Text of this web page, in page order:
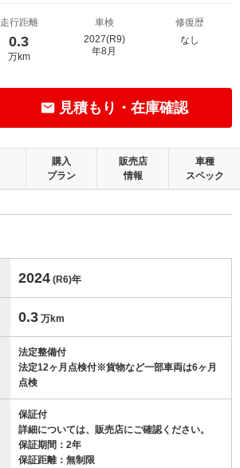
走行距離
0.3
万km
車検
2027(R9)
年8月
修復歴
なし
見積もり・在庫確認
購入
プラン
販売店
情報
車種
スペック
2024 (R6)年
0.3 万km
法定整備付
法定12ヶ月点検付※貨物など一部車両は6ヶ月
点検
保証付
詳細については、販売店にご確認ください。
保証期間：2年
保証距離：無制限